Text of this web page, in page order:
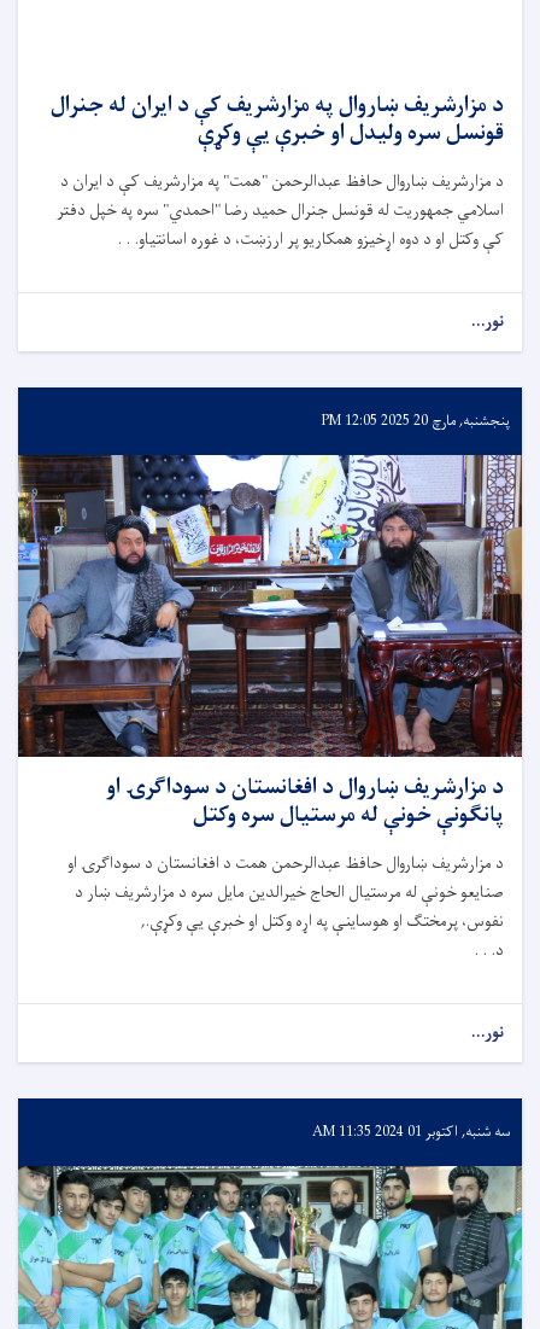
د مزارشريف ښاروال په مزارشريف كې د ايران له جنرال
قونسل سره وليدل او خبرې يې وكړې
د مزارشريف ښاروال حافظ عبدالرحمن "همت" په مزارشريف کې د ايران د
اسلامي جمهوريت له قونسل جنرال حميد رضا "احمدي" سره په خپل دفتر
کې وکتل او د دوه اړخيزو همکاريو پر ارزښت، د غوره اسانتياو. . .
نور...
پنجشنبه, مارچ 20 2025 12:05 PM
د مزارشریف ښاروال د افغانستان د سوداګرۍ او
پانګونې خونې له مرستیال سره وکتل
د مزارشریف ښاروال حافظ عبدالرحمن همت د افغانستان د سوداګرۍ او
صنایعو خونې له مرستیال الحاج خیرالدین مایل سره د مزارشریف ښار د
نفوس، پرمختګ او هوساینې په اړه وکتل او خبرې یې وکړې.,
د. . .
نور...
سه شنبه, اکتوبر 01 2024 11:35 AM